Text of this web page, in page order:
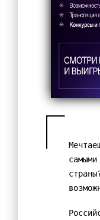
Новости
Ученикам
Классы и
Расписание
Обучение с
образовательных
Государственная
Итоговое
Проведение